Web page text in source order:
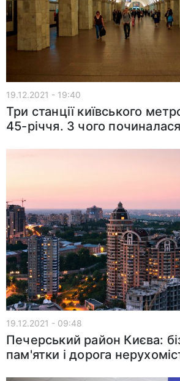
19.12.2021 - 19:40
Три станції київського
45-річчя. З чого
19.12.2021 - 09:48
Печерський район Києва:
пам'ятки і дорога